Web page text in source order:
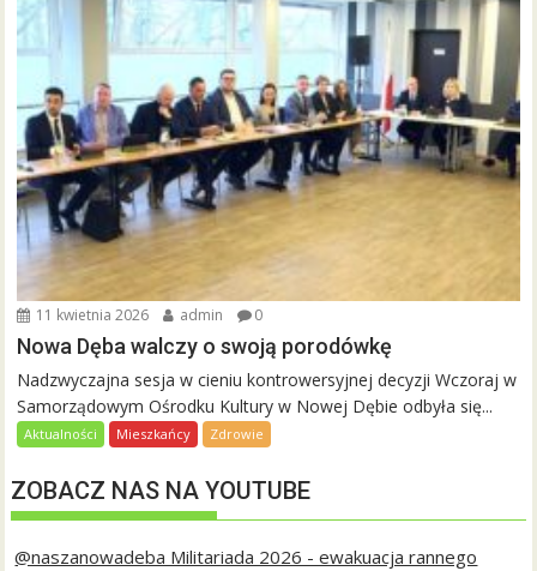
11 kwietnia 2026 admin 0
Nowa Dęba walczy o swoją porodówkę
Nadzwyczajna sesja w cieniu kontrowersyjnej decyzji Wczoraj w
Samorządowym Ośrodku Kultury w Nowej Dębie odbyła się...
Aktualności Mieszkańcy Zdrowie
ZOBACZ NAS NA YOUTUBE
@naszanowadeba Militariada 2026 - ewakuacja rannego